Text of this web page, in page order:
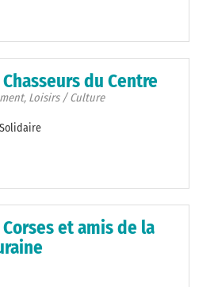
du Centre
Loisirs / Culture
et amis de la